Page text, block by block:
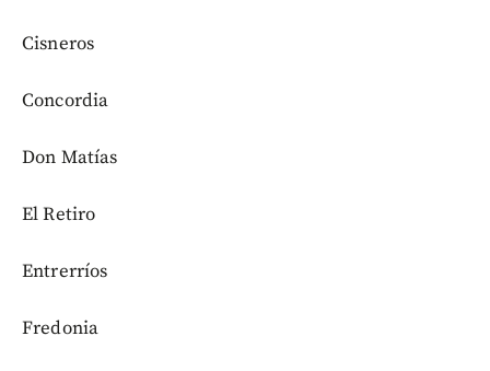
Cisneros
Concordia
Don Matías
El Retiro
Entrerríos
Fredonia